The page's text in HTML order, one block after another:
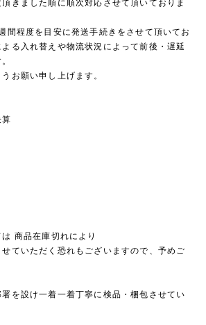
きました順に順次対応させて頂いておりま
間程度を目安に発送手続きをさせて頂いてお
る入れ替えや物流状況によって前後・遅延
お願い申し上げます。
算
商品在庫切れにより
ていただく恐れもございますので、予めご
署を設け一着一着丁寧に検品・梱包させてい